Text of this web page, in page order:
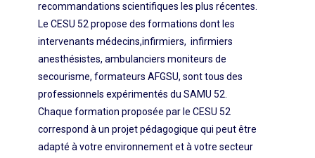
recommandations scientifiques les plus récentes.
Le CESU 52 propose des formations dont les
intervenants médecins,infirmiers, infirmiers
anesthésistes, ambulanciers moniteurs de
secourisme, formateurs AFGSU, sont tous des
professionnels expérimentés du SAMU 52.
Chaque formation proposée par le CESU 52
correspond à un projet pédagogique qui peut être
adapté à votre environnement et à votre secteur